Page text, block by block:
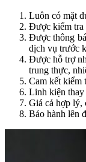
Luôn có mặt
Được kiểm tra
Được thông
dịch vụ trước
Được hỗ trợ
trung thực,
Cam kết kiểm
Linh kiện thay
Giá cả hợp lý,
Bảo hành lên